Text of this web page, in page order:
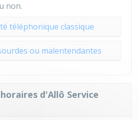
non.
téléphonique classique
ou malentendantes
d'Allô Service